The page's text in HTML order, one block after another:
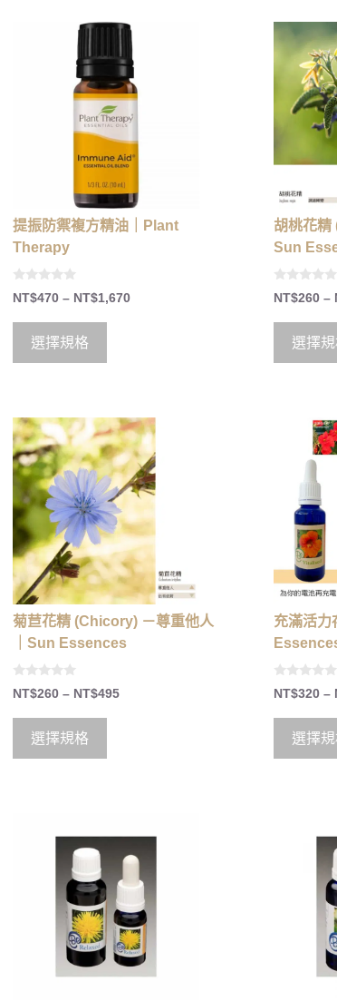
提振防禦複方精油｜Plant
Therapy
0
o
5
NT$470 – NT$1,670
選擇規格
胡桃花精
Sun
0
o
5
NT$260 –
選擇
菊苣花精 (Chicory) －尊重他人
｜Sun Essences
0
o
5
NT$260 – NT$495
選擇規格
充滿活力
0
o
5
NT$320 –
選擇